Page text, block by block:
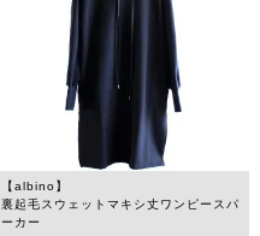
【albino】
裏起毛スウェットマキシ丈ワンピースパ
ーカー